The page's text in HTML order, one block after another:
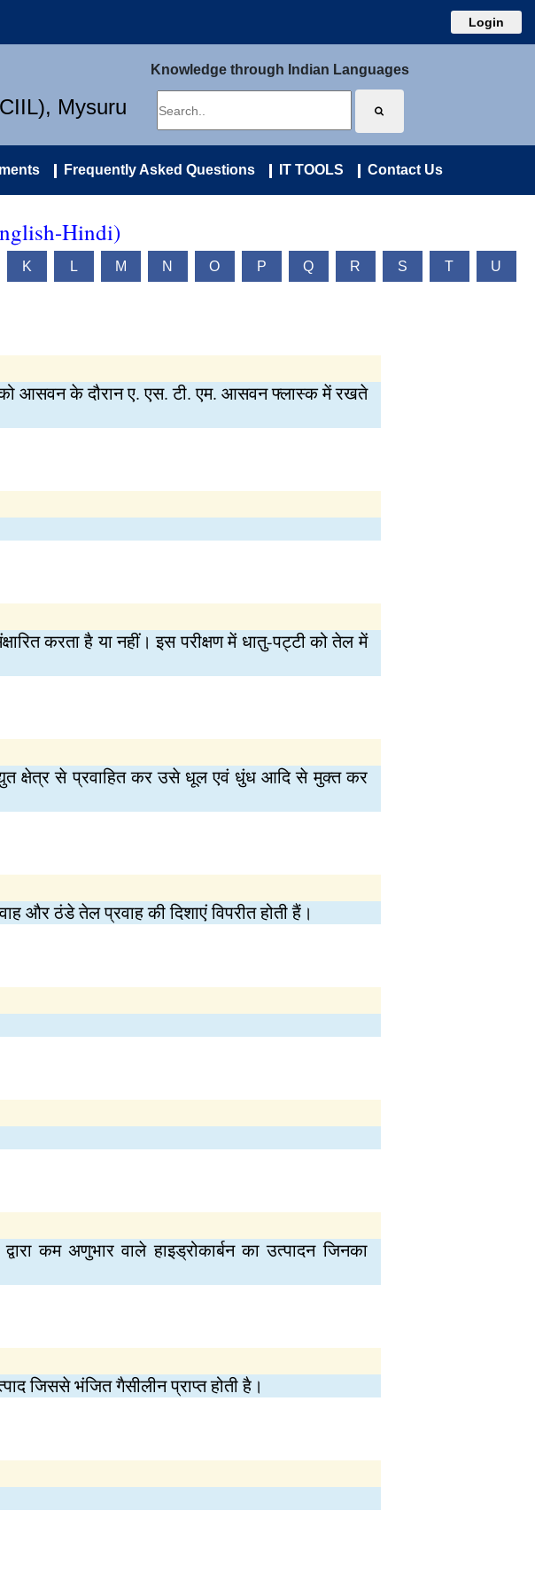
Login
Mysuru
Knowledge through Indian Languages
Frequently Asked Questions IT TOOLS Contact Us
Hindi)
K L M N O P Q R S T U
को आसवन के दौरान ए. एस. टी. एम. आसवन फ्लास्क में रखते
करता है या नहीं। इस परीक्षण में धातु-पट्टी को तेल में
क्षेत्र से प्रवाहित कर उसे धूल एवं धुंध आदि से मुक्त कर
और ठंडे तेल प्रवाह की दिशाएं विपरीत होती हैं।
कम अणुभार वाले हाइड्रोकार्बन का उत्पादन जिनका
जिससे भंजित गैसीलीन प्राप्त होती है।